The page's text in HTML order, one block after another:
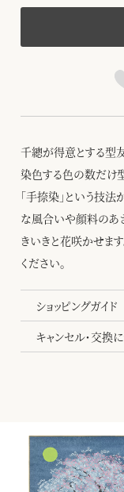
千總が得意とする型
染色する色の数だけ
「手捺染」という技
な風合いや顔料のあ
きいきと花咲かせま
ください。
ショッピングガイド
キャンセル・交換